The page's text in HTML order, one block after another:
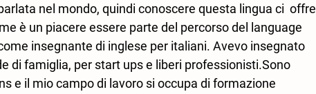
nel mondo, quindi conoscere questa lingua ci  offre
è un piacere essere parte del percorso del language
insegnante di inglese per italiani. Avevo insegnato
di famiglia, per start ups e liberi professionisti.Sono
e il mio campo di lavoro si occupa di formazione